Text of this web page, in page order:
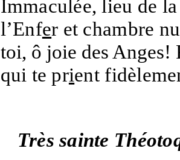
Immaculée, lieu de
l’Enfer et chambre
toi, ô joie des Anges!
qui te prient
Très sainte